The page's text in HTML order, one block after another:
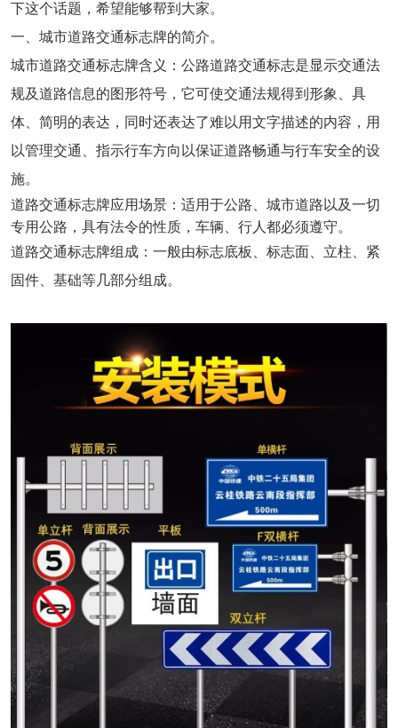
下这个话题，希望能够帮到大家。
一、城市道路交通标志牌的简介。
城市道路交通标志牌含义：公路道路交通标志是显示交通法
规及道路信息的图形符号，它可使交通法规得到形象、具
体、简明的表达，同时还表达了难以用文字描述的内容，用
以管理交通、指示行车方向以保证道路畅通与行车安全的设
施。
道路交通标志牌应用场景：适用于公路、城市道路以及一切
专用公路，具有法令的性质，车辆、行人都必须遵守。
道路交通标志牌组成：一般由标志底板、标志面、立柱、紧
固件、基础等几部分组成。